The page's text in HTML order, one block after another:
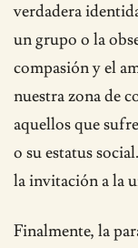
verdadera
un grupo o la
compasión y el
nuestra zona de
aquellos que
o su estatus
la invitación a la
Finalmente, la